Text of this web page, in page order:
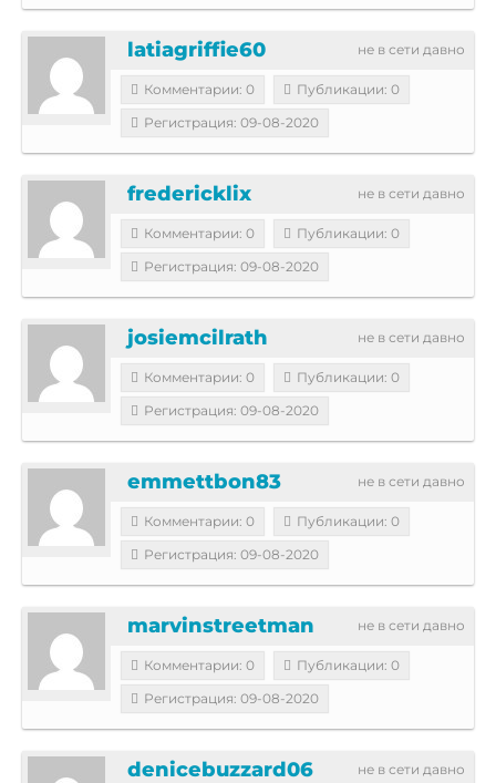
не в сети давно
latiagriffie60
Комментарии: 0
Публикации: 0
Регистрация: 09-08-2020
не в сети давно
fredericklix
Комментарии: 0
Публикации: 0
Регистрация: 09-08-2020
не в сети давно
josiemcilrath
Комментарии: 0
Публикации: 0
Регистрация: 09-08-2020
не в сети давно
emmettbon83
Комментарии: 0
Публикации: 0
Регистрация: 09-08-2020
не в сети давно
marvinstreetman
Комментарии: 0
Публикации: 0
Регистрация: 09-08-2020
не в сети давно
denicebuzzard06